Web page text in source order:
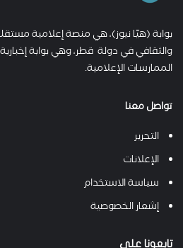
بوابة (هيّا نيوز)، هي منصة إعلامية
والثقافي في دولة قطر، وهي بوابة
الممارسات الإعلامية.
تواصل معنا
التحرير
الإعلانات
سياسة الاستخدام
إشعار الخصوصية
تابعونا على